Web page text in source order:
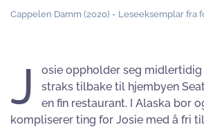
Cappelen Damm (2020) - Leseeksemplar fra
J
osie oppholder seg midlertidig
straks tilbake til hjembyen
en fin restaurant. I Alaska bor
kompliserer ting for Josie med å fri